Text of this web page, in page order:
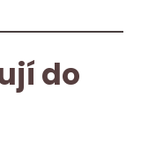
do